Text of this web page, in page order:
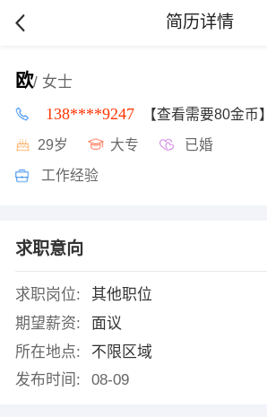
简历详情
欧/ 女士
138****9247 【查看需要80金币】
29岁 大专 已婚
工作经验
求职意向
求职岗位:
其他职位
期望薪资:
面议
所在地点:
不限区域
发布时间:
08-09